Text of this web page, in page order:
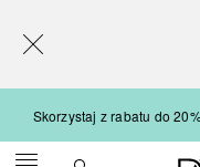
Skorzystaj z rabatu do